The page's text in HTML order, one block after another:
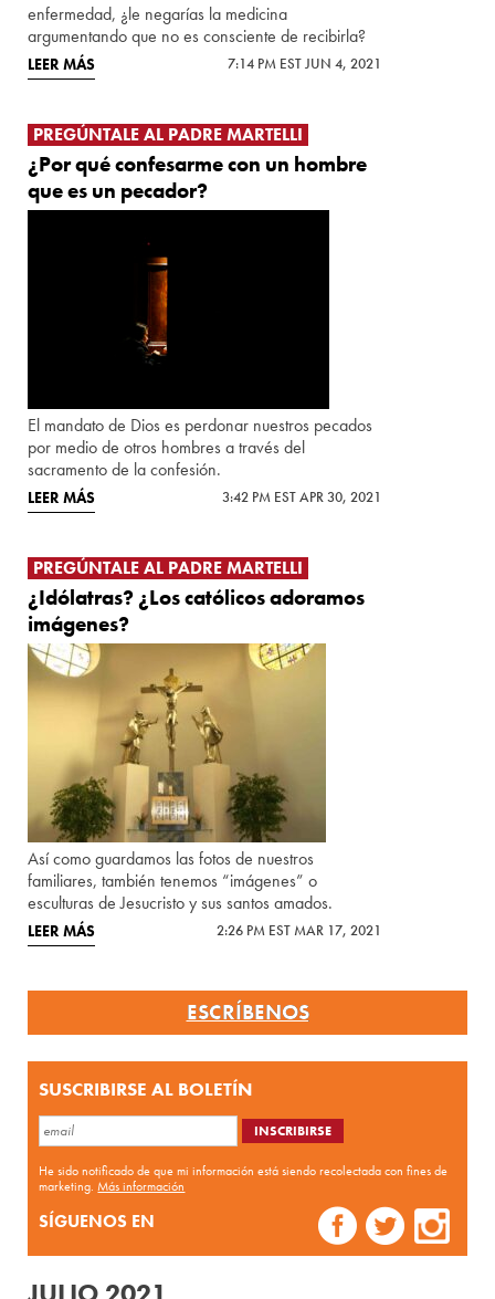
enfermedad, ¿le negarías la medicina
argumentando que no es consciente de recibirla?
LEER MÁS 7:14 PM EST JUN 4, 2021
PREGÚNTALE AL PADRE MARTELLI
¿Por qué confesarme con un hombre
que es un pecador?
El mandato de Dios es perdonar nuestros pecados
por medio de otros hombres a través del
sacramento de la confesión.
LEER MÁS 3:42 PM EST APR 30, 2021
PREGÚNTALE AL PADRE MARTELLI
¿Idólatras? ¿Los católicos adoramos
imágenes?
Así como guardamos las fotos de nuestros
familiares, también tenemos “imágenes” o
esculturas de Jesucristo y sus santos amados.
LEER MÁS 2:26 PM EST MAR 17, 2021
ESCRÍBENOS
SUSCRIBIRSE AL BOLETÍN
He sido notificado de que mi información está siendo recolectada con fines de
marketing.Más información
SÍGUENOS EN